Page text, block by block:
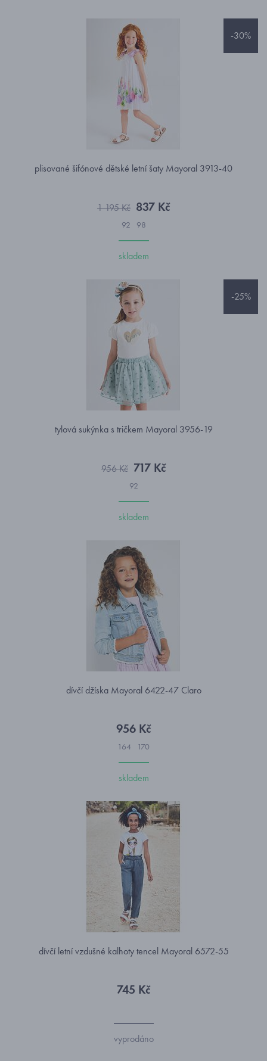
-30%
plisované šifónové dětské letní šaty Mayoral 3913-40
1 195 Kč 837 Kč
92 98
skladem
-25%
tylová sukýnka s tričkem Mayoral 3956-19
956 Kč 717 Kč
92
skladem
dívčí džíska Mayoral 6422-47 Claro
956 Kč
164 170
skladem
dívčí letní vzdušné kalhoty tencel Mayoral 6572-55
745 Kč
vyprodáno